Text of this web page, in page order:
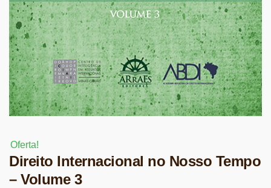
Oferta!
Direito Internacional no Nosso Tempo
– Volume 3